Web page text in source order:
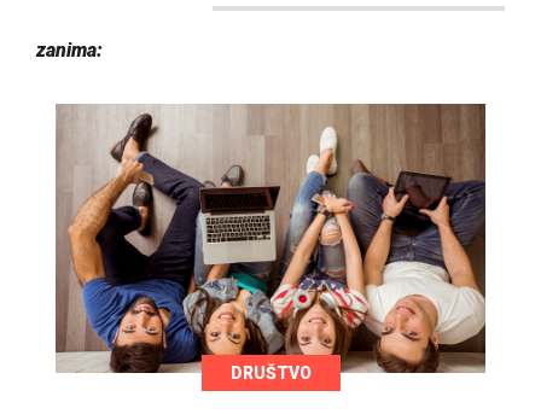
zanima:
DRUŠTVO